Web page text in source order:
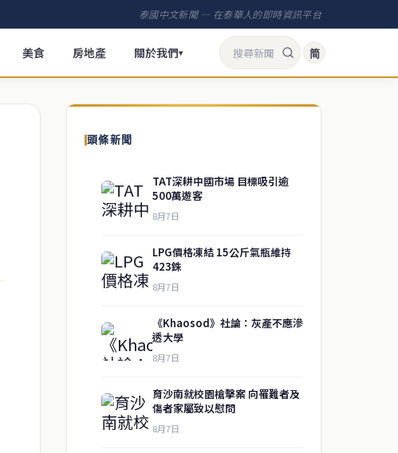
泰國中文新聞 — 在泰華人的即時資訊平台
美食 房地產 關於我們▾ 简
頭條新聞
TAT深耕中國市場 目標吸引逾
500萬遊客
8月7日
LPG價格凍結 15公斤氣瓶維持
423銖
8月7日
《Khaosod》社論：灰產不應滲
透大學
8月7日
育沙南就校園槍擊案 向罹難者及
傷者家屬致以慰問
8月7日